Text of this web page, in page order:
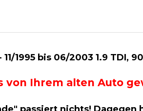
1995 bis 06/2003 1.9 TDI,
von Ihrem alten Auto